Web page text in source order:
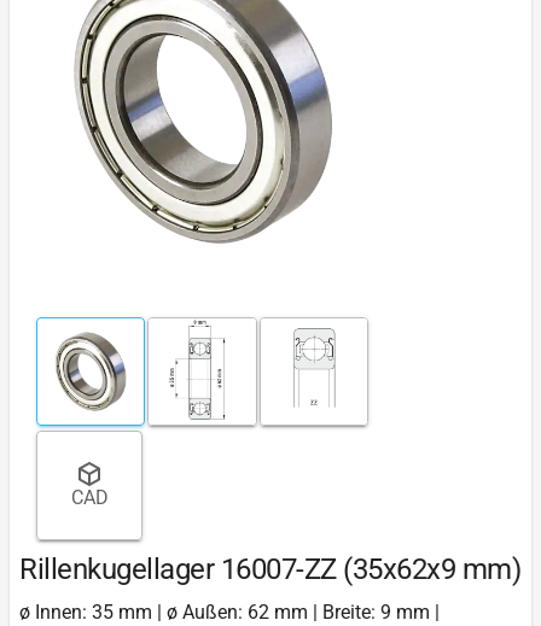
CAD
Rillenkugellager 16007-ZZ (35x62x9 mm)
ø Innen: 35 mm | ø Außen: 62 mm | Breite: 9 mm |